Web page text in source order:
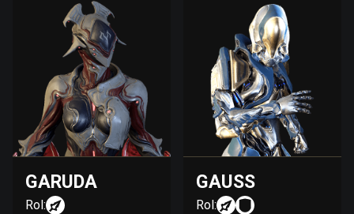
GARUDA
Rol:
GAUSS
Rol: